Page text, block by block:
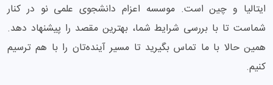
ایتالیا و چین است. موسسه اعزام دانشجوی علمی نو در کنار
شماست تا با بررسی شرایط شما، بهترین مقصد را پیشنهاد دهد.
همین حالا با ما تماس بگیرید تا مسیر آینده‌تان را با هم ترسیم
کنیم.